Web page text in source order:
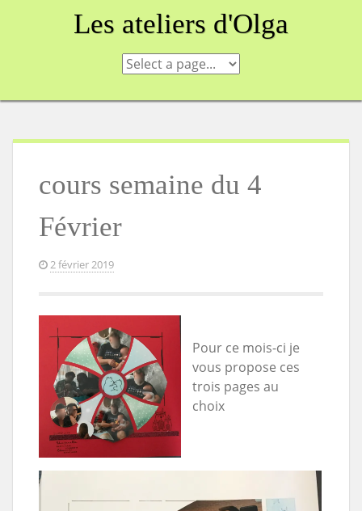
Les ateliers d'Olga
cours semaine du 4
Février
2 février 2019
Pour ce mois-ci je
vous propose ces
trois pages au
choix